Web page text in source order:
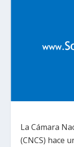
La Cámara
(CNCS) hace